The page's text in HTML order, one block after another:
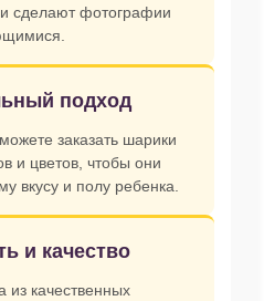
сделают фотографии
подход
заказать шарики
и цветов, чтобы они
вкусу и полу ребенка.
и качество
из качественных